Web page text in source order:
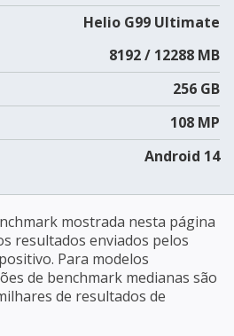
Helio G99 Ultimate
8192 / 12288 MB
256 GB
108 MP
Android 14
mostrada nesta página
resultados enviados pelos
Para modelos
de benchmark medianas são
de resultados de